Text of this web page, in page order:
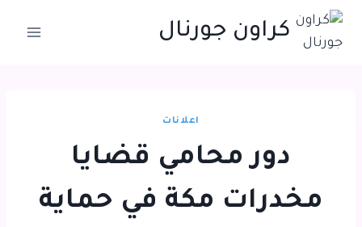
التجاوز
كراون جورنال
اعلانات
دور محامي قضايا
مخدرات مكة في حماية